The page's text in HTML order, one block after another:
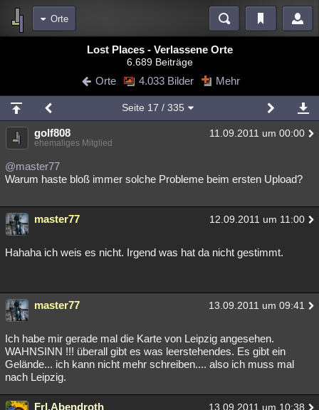
Orte
Blogs Videos
Chat Wiki Neuigkeiten
meine Rubriken
Menschen Mystery Kriminalfälle
Spiritualität
weitere Rubriken
Philosophie
Musik Clash Verbesserungen Allmystery English
Übersichten
Besucht Teilgenommen Alle Neue Geschlossen
Lesenswert Schlüsselwörter
Lost Places - Verlassene Orte
6.689 Beiträge
Orte 4.033 Bilder Mehr
Seite 17 / 335
golf808 11.09.2011 um 00:00
ehemaliges Mitglied
@master77
Warum haste bloß immer solche Probleme beim ersten Upload?
master77 12.09.2011 um 11:00
Hahaha ich weis es nicht. Irgend was hat da nicht gestimmt.
master77 13.09.2011 um 09:41
Ich habe mir gerade mal die Karte von Leipzig angesehen.
WAHNSINN !!! überall gibt es was leerstehendes. Es gibt ein
Gelände... ich kann nicht mehr schreiben.... also ich muss mal
nach Leipzig.
Frl.Abendroth 13.09.2011 um 10:38